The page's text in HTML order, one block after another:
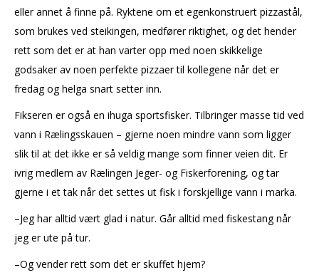
eller annet å finne på. Ryktene om et egenkonstruert pizzastål,
som brukes ved steikingen, medfører riktighet, og det hender
rett som det er at han varter opp med noen skikkelige
godsaker av noen perfekte pizzaer til kollegene når det er
fredag og helga snart setter inn.
Fikseren er også en ihuga sportsfisker. Tilbringer masse tid ved
vann i Rælingsskauen – gjerne noen mindre vann som ligger
slik til at det ikke er så veldig mange som finner veien dit. Er
ivrig medlem av Rælingen Jeger- og Fiskerforening, og tar
gjerne i et tak når det settes ut fisk i forskjellige vann i marka.
–Jeg har alltid vært glad i natur. Går alltid med fiskestang når
jeg er ute på tur.
–Og vender rett som det er skuffet hjem?